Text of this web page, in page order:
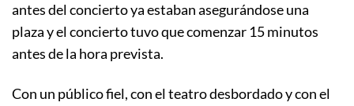
antes del concierto ya estaban asegurándose una
plaza y el concierto tuvo que comenzar 15 minutos
antes de la hora prevista.
Con un público fiel, con el teatro desbordado y con el